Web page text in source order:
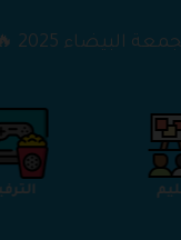
البيضاء 2025 🔥
التعليم